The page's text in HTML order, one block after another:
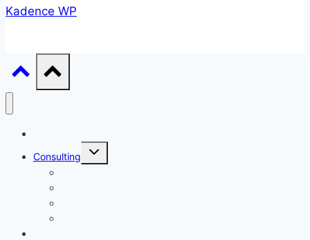
Kadence WP
Consulting
Untermenü